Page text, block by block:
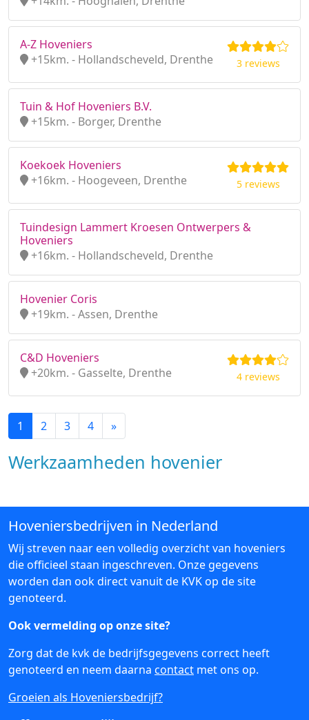
A-Z Hoveniers
+15km. - Hollandscheveld, Drenthe
3 reviews
Tuin & Hof Hoveniers B.V.
+15km. - Borger, Drenthe
Koekoek Hoveniers
+16km. - Hoogeveen, Drenthe
5 reviews
Tuindesign Lammert Kroesen Ontwerpers &
Hoveniers
+16km. - Hollandscheveld, Drenthe
Hovenier Coris
+19km. - Assen, Drenthe
C&D Hoveniers
+20km. - Gasselte, Drenthe
4 reviews
1 2 3 4 »
Werkzaamheden hovenier
Hoveniersbedrijven in Nederland
Wij streven naar een volledig overzicht van hoveniers
die officieel staan ingeschreven. Onze gegevens
worden dan ook direct vanuit de KVK op de site
genoteerd.
Ook vermelding op onze site?
Zorg dat de kvk de bedrijfsgegevens correct heeft
genoteerd en neem daarna contact met ons op.
Groeien als Hoveniersbedrijf?